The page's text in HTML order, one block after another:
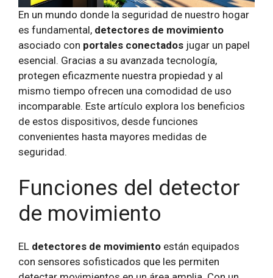
En un mundo donde la seguridad de nuestro hogar
es fundamental, detectores de movimiento
asociado con portales conectados jugar un papel
esencial. Gracias a su avanzada tecnología,
protegen eficazmente nuestra propiedad y al
mismo tiempo ofrecen una comodidad de uso
incomparable. Este artículo explora los beneficios
de estos dispositivos, desde funciones
convenientes hasta mayores medidas de
seguridad.
Funciones del detector
de movimiento
EL detectores de movimiento están equipados
con sensores sofisticados que les permiten